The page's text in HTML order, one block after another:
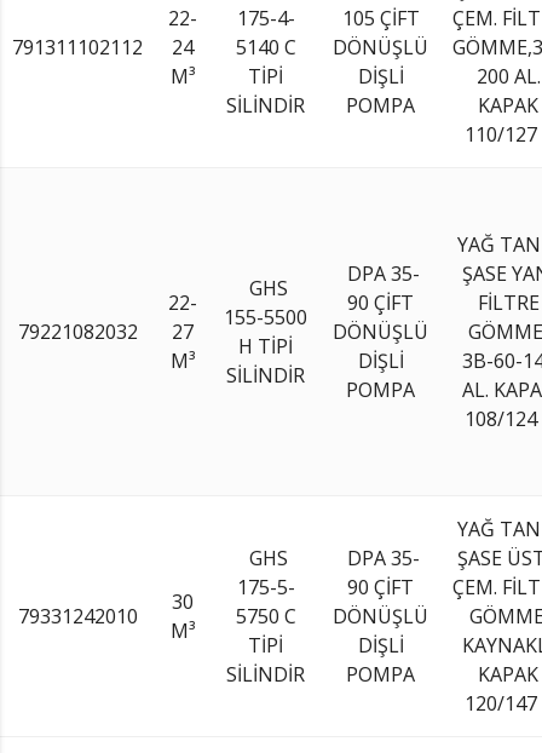
791311102112
22-
24
M³
175-4-
5140 C
TİPİ
SİLİNDİR
105 ÇİFT
DÖNÜŞLÜ
DİŞLİ
POMPA
ÇEM.
200 AL.
KAPAK
110/127
79221082032
22-
27
M³
GHS
155-5500
H TİPİ
SİLİNDİR
DPA 35-
90 ÇİFT
DÖNÜŞLÜ
DİŞLİ
POMPA
YAĞ
ŞASE
FİLTRE
3B-60-
AL.
108/124
79331242010
30
M³
GHS
175-5-
5750 C
TİPİ
SİLİNDİR
DPA 35-
90 ÇİFT
DÖNÜŞLÜ
DİŞLİ
POMPA
YAĞ
ŞASE
ÇEM.
KAPAK
120/147